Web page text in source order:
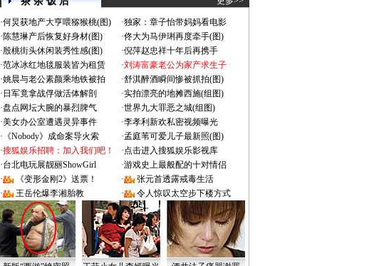
·何炅获地产大亨喂猕猴桃(图) ·独家：章子怡带妈妈看电影
·陈慧琳产后恢复好身材(图) ·佟大为马伊琍再度牵手(图)
·殷桃街头休闲装秀性感(图) ·倪萍赵忠祥十年后再携手
·范冰冰红地毯服装皆为租赁 ·刘涛富豪老公为家产求生子
·姚晨与老公素颜乘地铁被拍 ·舒淇醉酒瞬间惨被抓拍(图)
· 日军竟拿战俘做活体解剖 ·实拍漂亮的地摊西施(组图)
·盘点网坛大腕的暴烈脾气 ·世界九大罪恶之城(组图)
·美女办公室遭遇灵异事件 ·李孝利新欢私密视频曝光
· 《Nobody》成命案导火索 ·孟庭苇可爱儿子最新照(图)
·搜狐娱乐招聘：加入我们吧！ ·点击进入搜狐娱乐影视库
·台北电玩展靓丽ShowGirl ·游戏史上最般配的十对情侣
·
《变形金刚2》送票！ ·
张元首透露戒毒生活
·
王岳伦爆李湘胎教 · 令人惊叹太空步下楼方式